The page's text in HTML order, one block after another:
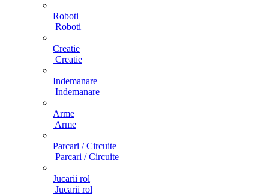
Roboti
Roboti
Creatie
Creatie
Indemanare
Indemanare
Arme
Arme
Parcari / Circuite
Parcari / Circuite
Jucarii rol
Jucarii rol